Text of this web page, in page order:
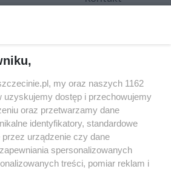
Specjalny koncert z okazji
20. urodzin portalu
wSzczecinie.pl
Regulamin konkursów
śniadaniówka "Hej
Szczecin! Jest piątek!"
my oraz naszych 1162
uzyskujemy dostęp i przechowujemy
oraz przetwarzamy dane
identyfikatory, standardowe
przez urządzenie czy dane
spersonalizowanych
treści, pomiar reklam i